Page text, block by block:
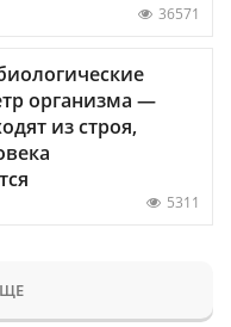
36571
организма —
из строя,
5311